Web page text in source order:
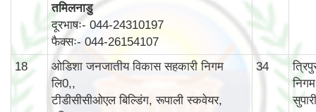
तमिलनाडु
दूरभाषः- 044-24310197
फैक्सः- 044-26154107
18
ओडिशा जनजातीय विकास सहकारी निगम
लि0,,
टीडीसीसीओएल बिल्डिंग, रूपाली स्कवेयर,
34